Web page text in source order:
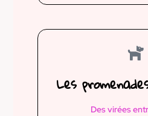
Les
Des virées